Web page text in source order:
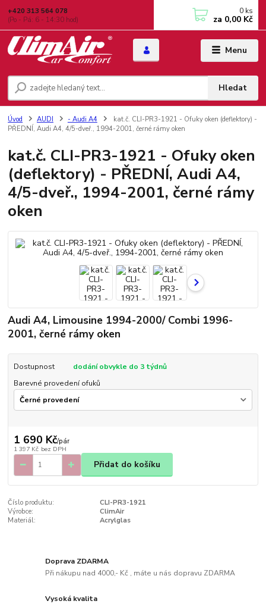
Menu
Hledat
+420 313 564 078
(Po - Pá: 6 - 14:30 hod)
0 ks
za 0,00 Kč
Úvod AUDI - Audi A4
kat.č. CLI-PR3-1921 - Ofuky oken (deflektory) -
PŘEDNÍ, Audi A4, 4/5-dveř., 1994-2001, černé rámy oken
kat.č. CLI-PR3-1921 - Ofuky oken
(deflektory) - PŘEDNÍ, Audi A4,
4/5-dveř., 1994-2001, černé rámy
oken
Audi A4, Limousine 1994-2000/ Combi 1996-
2001, černé rámy oken
Dostupnost
dodání obvykle do 3 týdnů
Barevné provedení ofuků
1 690 Kč/pár
1 397 Kč bez DPH
Přidat do košíku
Číslo produktu:
CLI-PR3-1921
Výrobce:
ClimAir
Materiál:
Acrylglas
Doprava ZDARMA
Při nákupu nad 4000,- Kč , máte u nás dopravu ZDARMA
Vysoká kvalita